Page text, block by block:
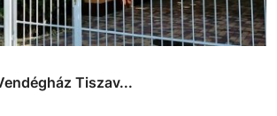
Tiszav...